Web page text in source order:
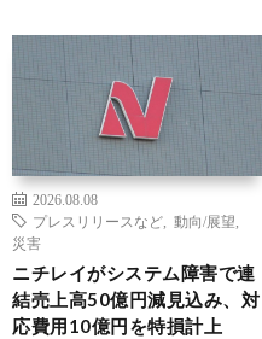
2026.08.08
プレスリリースなど
動向/展望
災害
ニチレイがシステム障害で連
結売上高50億円減見込み、対
応費用10億円を特損計上